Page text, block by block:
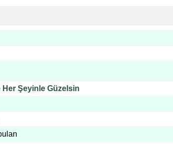
Her Şeyinle Güzelsin